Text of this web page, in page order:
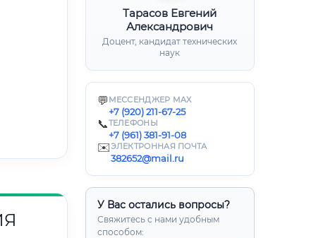
Тарасов Евгений
Александрович
Доцент, кандидат технических
наук
💬 МЕССЕНДЖЕР MAX
+7 (920) 211-67-25
📞ТЕЛЕФОНЫ
+7 (961) 381-91-08
✉️ЭЛЕКТРОННАЯ ПОЧТА
382652@mail.ru
У Вас остались вопросы?
Свяжитесь с нами удобным
способом: